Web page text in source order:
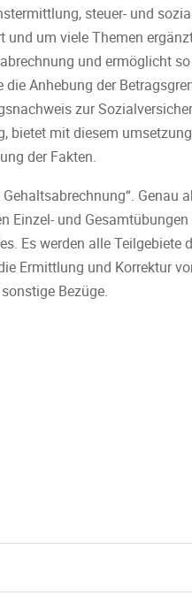
steuer- und
um viele Themen
und ermöglicht
Anhebung der
zur
bietet mit diesem
der Fakten.
Genau
Einzel- und
Es werden alle Teilgebiete
Ermittlung und Korrektur
Bezüge.